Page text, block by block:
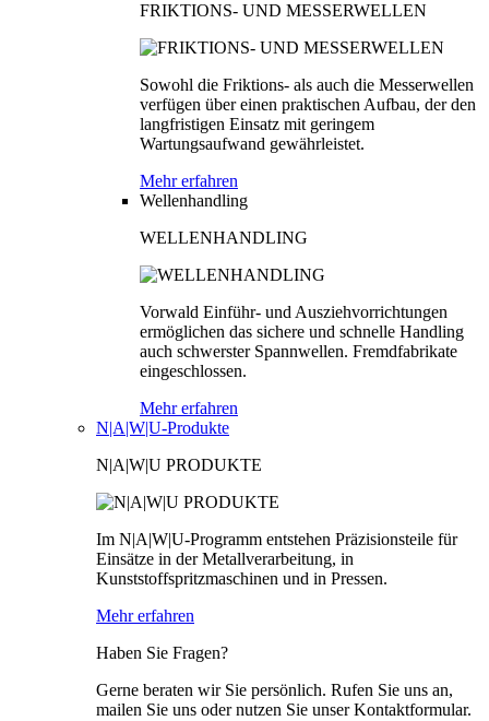
FRIKTIONS- UND MESSERWELLEN
Sowohl die Friktions- als auch die Messerwellen
verfügen über einen praktischen Aufbau, der den
langfristigen Einsatz mit geringem
Wartungsaufwand gewährleistet.
Mehr erfahren
Wellenhandling
WELLENHANDLING
Vorwald Einführ- und Ausziehvorrichtungen
ermöglichen das sichere und schnelle Handling
auch schwerster Spannwellen. Fremdfabrikate
eingeschlossen.
Mehr erfahren
N|A|W|U-Produkte
N|A|W|U PRODUKTE
Im N|A|W|U-Programm entstehen Präzisionsteile für
Einsätze in der Metallverarbeitung, in
Kunststoffspritzmaschinen und in Pressen.
Mehr erfahren
Haben Sie Fragen?
Gerne beraten wir Sie persönlich. Rufen Sie uns an,
mailen Sie uns oder nutzen Sie unser Kontaktformular.